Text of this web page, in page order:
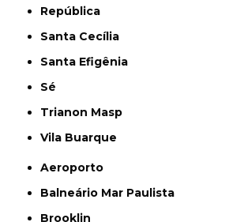
República
Santa Cecília
Santa Efigênia
Sé
Trianon Masp
Vila Buarque
Aeroporto
Balneário Mar Paulista
Brooklin